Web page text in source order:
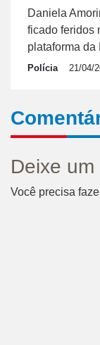
Daniela
ficado feridos
plataforma da
Polícia 21/04/
Deixe
Você precisa